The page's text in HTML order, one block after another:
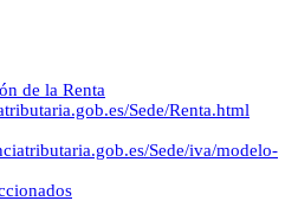
de la Renta
Sede/Renta.html
Sede/iva/modelo-